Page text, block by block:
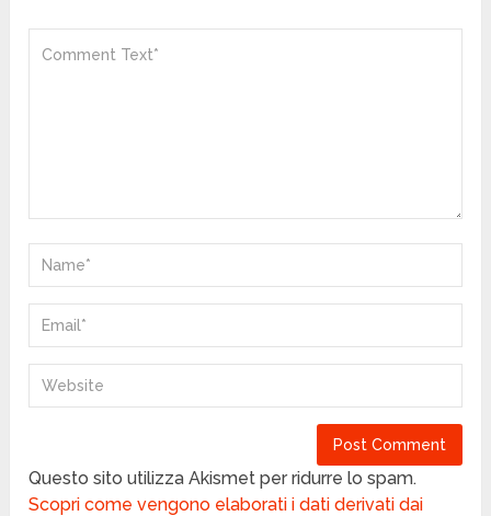
Questo sito utilizza Akismet per ridurre lo spam.
Scopri come vengono elaborati i dati derivati dai